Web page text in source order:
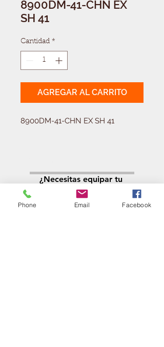
8900DM-41-CHN EX
SH 41
Cantidad *
AGREGAR AL CARRITO
8900DM-41-CHN EX SH 41
Llamá al:
011-4768-9855
¿Necesitas equipar tu
ferretería?
Phone Email Facebook